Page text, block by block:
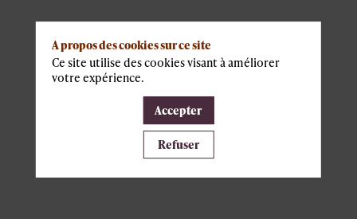
A propos des cookies sur ce site
Ce site utilise des cookies visant à améliorer
votre expérience.
Accepter
Refuser